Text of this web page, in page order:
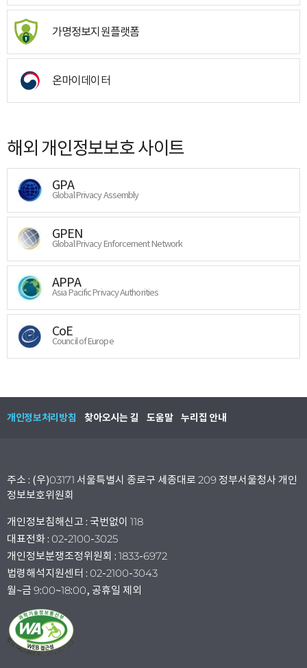
가명정보지원플랫폼
온마이데이터
해외 개인정보보호 사이트
GPA
Global Privacy Assembly
GPEN
Global Privacy Enforcement Network
APPA
Asia Pacific Privacy Authorities
CoE
Council of Europe
개인정보처리방침 찾아오시는 길 도움말 누리집 안내
주소 : (우)03171 서울특별시 종로구 세종대로 209 정부서울청사 개인
정보보호위원회
개인정보침해신고 : 국번없이 118
대표전화 : 02-2100-3025
개인정보분쟁조정위원회 : 1833-6972
법령해석지원센터 : 02-2100-3043
월~금 9:00~18:00, 공휴일 제외